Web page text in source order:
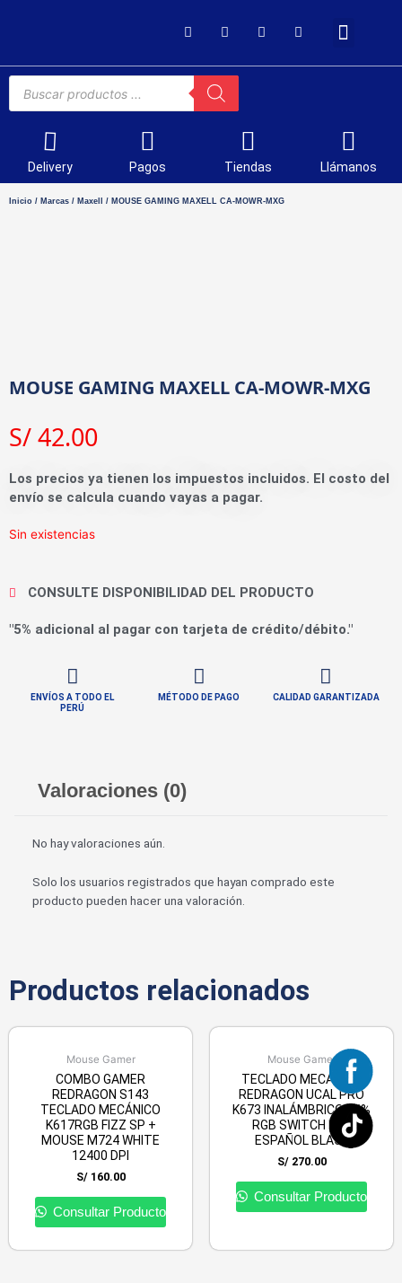
Delivery Pagos Tiendas Llámanos
Inicio / Marcas / Maxell / MOUSE GAMING MAXELL CA-MOWR-MXG
MOUSE GAMING MAXELL CA-MOWR-MXG
S/42.00
Los precios ya tienen los impuestos incluidos. El costo del
envío se calcula cuando vayas a pagar.
Sin existencias
CONSULTE DISPONIBILIDAD DEL PRODUCTO
"5% adicional al pagar con tarjeta de crédito/débito."
ENVÍOS A TODO EL
PERÚ
MÉTODO DE PAGO CALIDAD GARANTIZADA
Valoraciones (0)
No hay valoraciones aún.
Solo los usuarios registrados que hayan comprado este
producto pueden hacer una valoración.
Productos relacionados
Mouse Gamer
COMBO GAMER
REDRAGON S143
TECLADO MECÁNICO
K617RGB FIZZ SP +
MOUSE M724 WHITE
12400 DPI
S/160.00
Consultar Producto
Mouse Gamer
TECLADO MECÁNICO
REDRAGON UCAL PRO
K673 INALÁMBRICO 75%
RGB SWITCH RED
ESPAÑOL BLACK
S/270.00
Consultar Producto